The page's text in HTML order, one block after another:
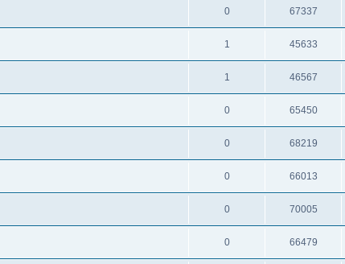
0 67337
1 45633
1 46567
0 65450
0 68219
0 66013
0 70005
0 66479